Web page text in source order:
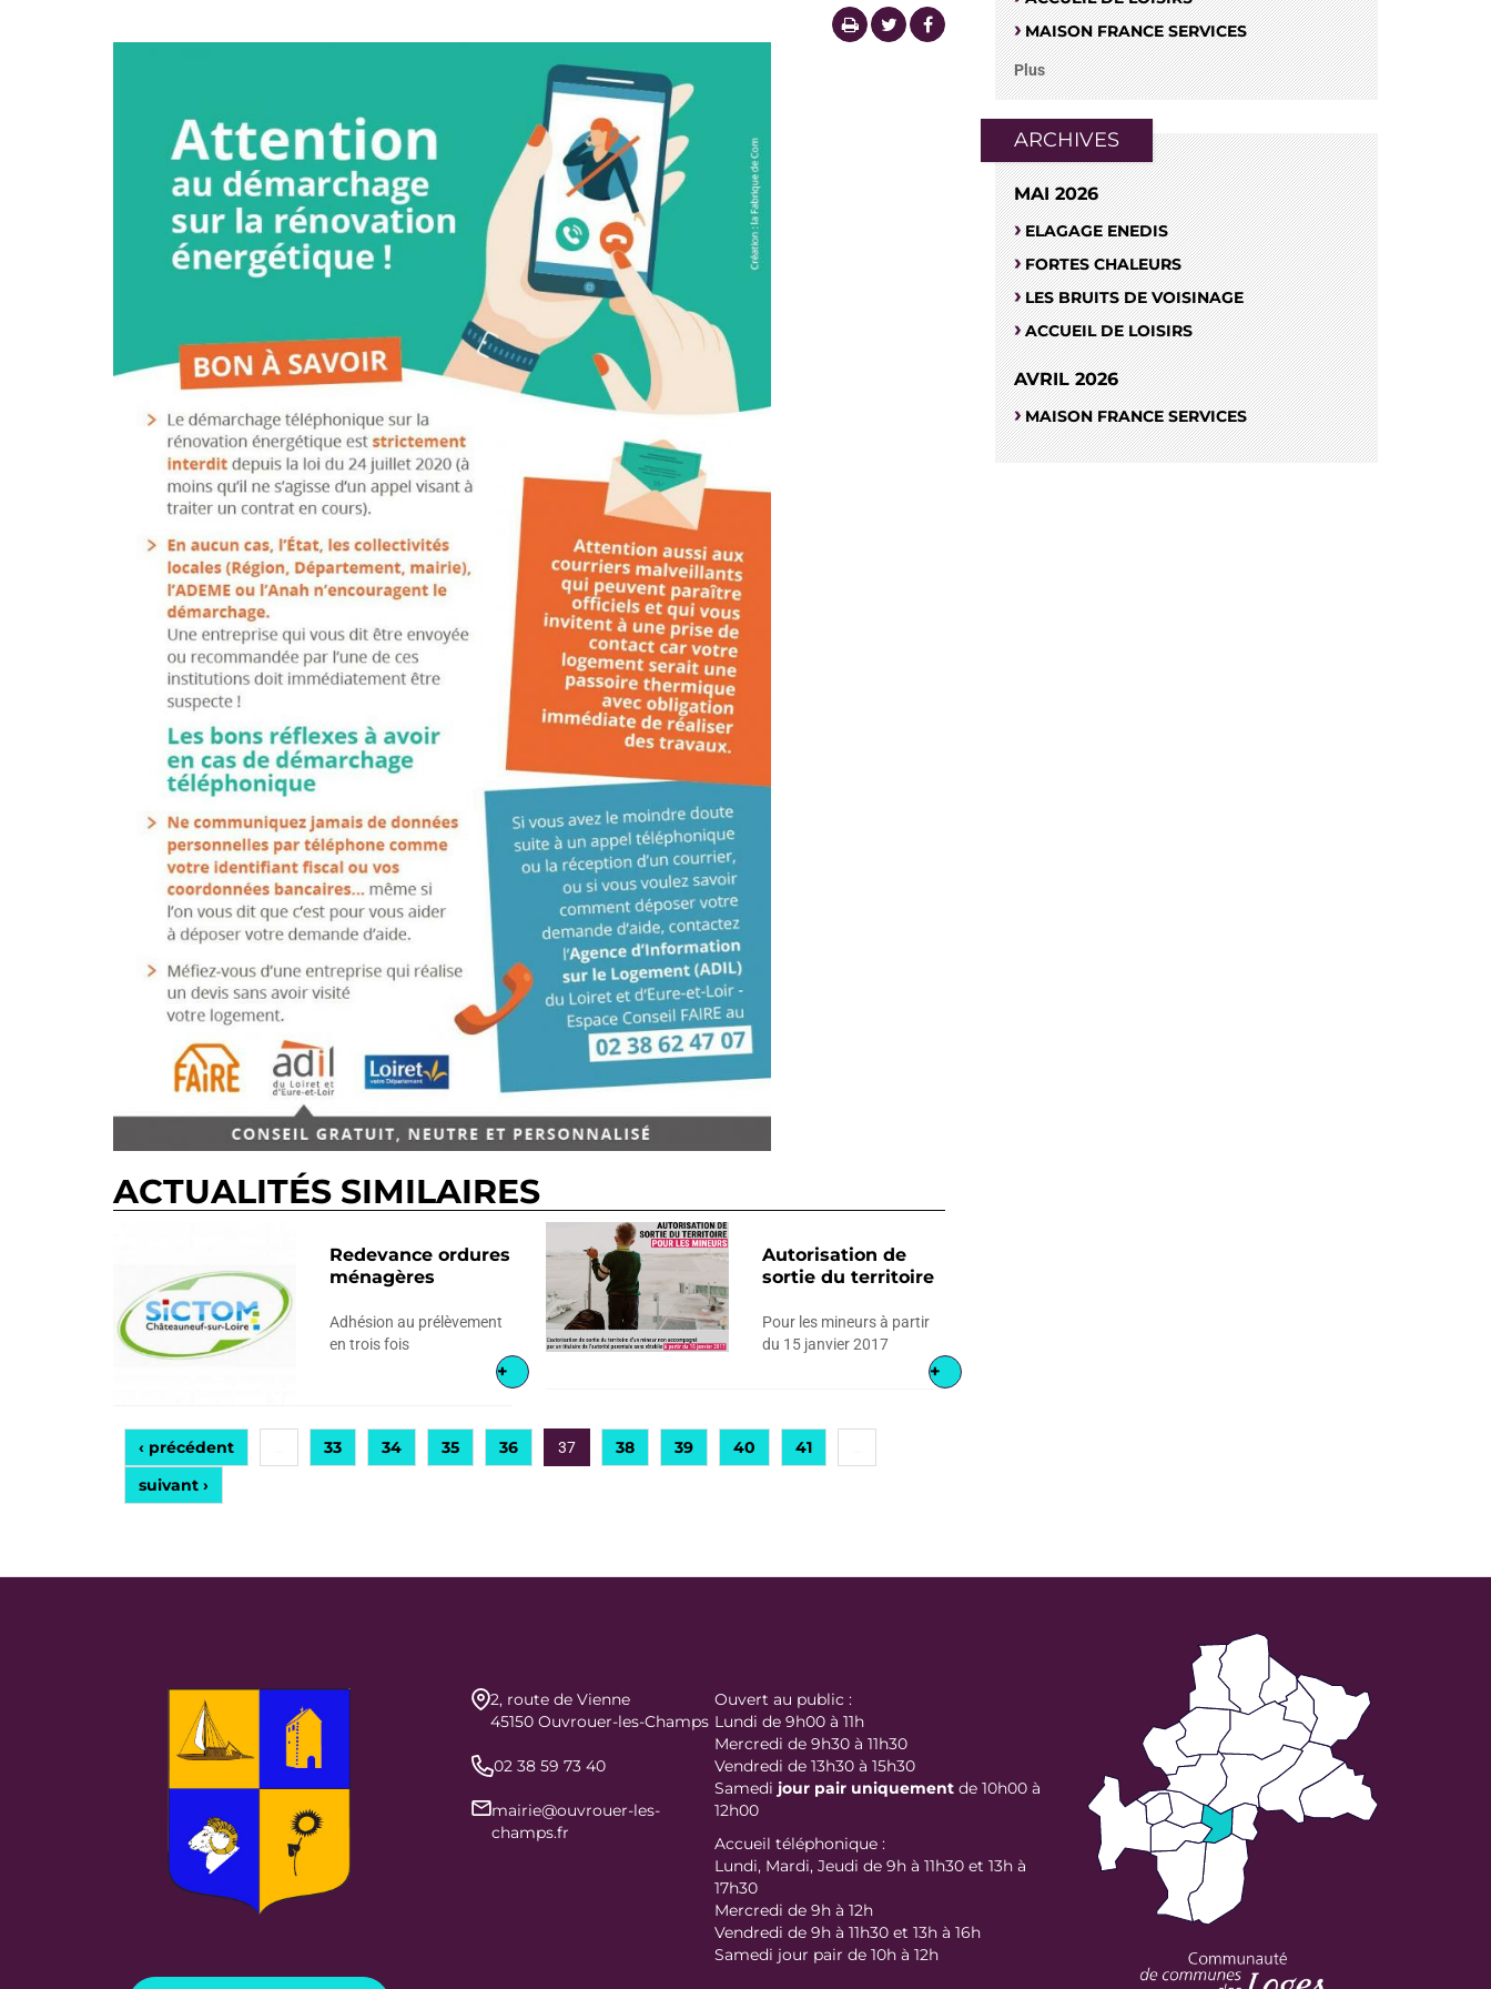
ACTUALITÉS SIMILAIRES
Redevance ordures
ménagères
Adhésion au prélèvement
en trois fois
+
Autorisation de
sortie du territoire
Pour les mineurs à partir
du 15 janvier 2017
+
‹ précédent 33 34 35 36 37 38 39 40 41
suivant ›
MAISON FRANCE SERVICES
Plus
ARCHIVES
MAI 2026
ELAGAGE ENEDIS
FORTES CHALEURS
LES BRUITS DE VOISINAGE
ACCUEIL DE LOISIRS
AVRIL 2026
MAISON FRANCE SERVICES
2, route de Vienne
45150 Ouvrouer-les-Champs
02 38 59 73 40
mairie@ouvrouer-les-
champs.fr
Ouvert au public :
Lundi de 9h00 à 11h
Mercredi de 9h30 à 11h30
Vendredi de 13h30 à 15h30
Samedi jour pair uniquementde 10h00 à
12h00
Accueil téléphonique :
Lundi, Mardi, Jeudi de 9h à 11h30 et 13h à
17h30
Mercredi de 9h à 12h
Vendredi de 9h à 11h30 et 13h à 16h
Samedi jour pair de 10h à 12h